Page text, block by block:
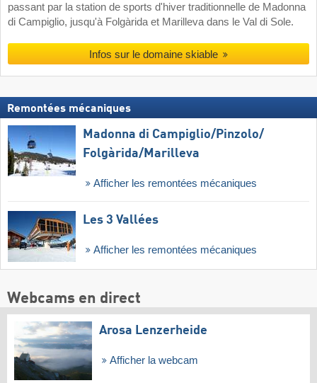
passant par la station de sports d'hiver traditionnelle de Madonna
di Campiglio, jusqu'à Folgàrida et Marilleva dans le Val di Sole.
Infos sur le domaine skiable
Remontées mécaniques
Madonna di Campiglio/​Pinzolo/​
Folgàrida/​Marilleva
Afficher les remontées mécaniques
Les 3 Vallées
Afficher les remontées mécaniques
Webcams en direct
Arosa Lenzerheide
Afficher la webcam